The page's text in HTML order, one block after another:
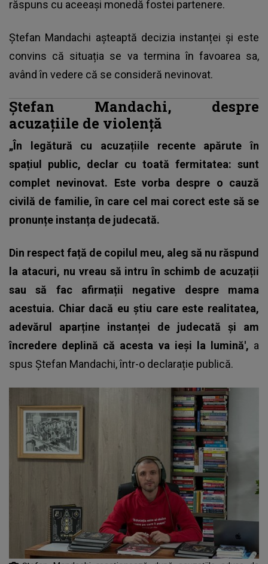
răspuns cu aceeași monedă fostei partenere.
Ștefan Mandachi așteaptă decizia instanței și este
convins că situația se va termina în favoarea sa,
având în vedere că se consideră nevinovat.
Ștefan Mandachi, despre
acuzațiile de violență
„În legătură cu acuzațiile recente apărute în
spațiul public, declar cu toată fermitatea: sunt
complet nevinovat. Este vorba despre o cauză
civilă de familie, în care cel mai corect este să se
pronunțe instanța de judecată.
Din respect față de copilul meu, aleg să nu răspund
la atacuri, nu vreau să intru în schimb de acuzații
sau să fac afirmații negative despre mama
acestuia. Chiar dacă eu știu care este realitatea,
adevărul aparține instanței de judecată și am
încredere deplină că acesta va ieși la lumină', a
spus Ștefan Mandachi, într-o declarație publică.